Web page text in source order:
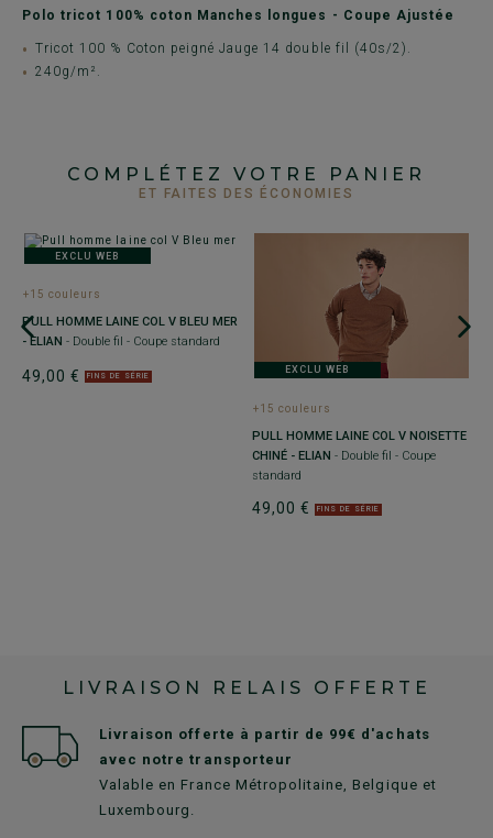
Polo tricot 100% coton Manches longues - Coupe Ajustée
Tricot 100 % Coton peigné Jauge 14 double fil (40s/2).
240g/m².
COMPLÉTEZ VOTRE PANIER
ET FAITES DES ÉCONOMIES
EXCLU WEB
+15 couleurs
PULL HOMME LAINE COL V BLEU MER
- ELIAN - Double fil - Coupe standard
49,00 € FINS DE SÉRIE
EXCLU WEB
+15 couleurs
PULL HOMME LAINE COL V NOISETTE
CHINÉ - ELIAN - Double fil - Coupe
standard
49,00 € FINS DE SÉRIE
LIVRAISON RELAIS OFFERTE
Livraison offerte à partir de 99€ d'achats
avec notre transporteur
Valable en France Métropolitaine, Belgique et
Luxembourg.